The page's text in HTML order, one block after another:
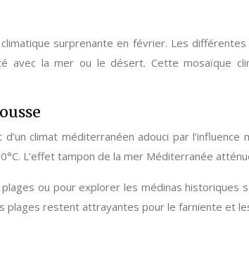
surprenante en février. Les
la mer ou le désert. Cette mosaïque
climat méditerranéen adouci par
L’effet tampon de la mer Méditerranée
ou pour explorer les médinas historiques
plages restent attrayantes pour le farniente et